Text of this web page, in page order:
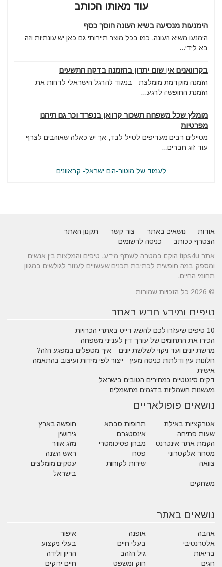
עוד מאותו הכותב
הימנעות מנסיעה בשיא העונה חוסך כסף
הימנעו משיא העונה. כמו בכל מוצר תיירותי גם כאן יש עונתיות וזה
בא לידי...
בקרוואנים אין שום יתרון בהזמנה בדקה התשעים
הזמנה מוקדמת מומלצת - בניגוד להרגל הישראלי לדחות את
הזמנת החופשה לרגע...
מומלץ שכל משפחה תשכור קרוואן בנפרד וכך גם תיהנו
מפרטיות
מטיילים רבים מעדיפים לטייל לבד, אך יש כאלה שאוהבים לצרף
עוד זוג חברים...
לעמוד של מוטור-הום ישראל- קראוונים
אודות נושאים באתר צור קשר
תקנון האתר
הצטרף ככותב
כניסה לרשומים
אתר tips4u הוקם במטרה לשתף מידע, טיפים והמלצות בין אנשים
ומספק במה חופשית לכתיבת תכנים שעשויים לעזור לגולשים במגוון
תחומי החיים.
© 2026 כל הזכויות שמורות
טיפים ומידע חדש באתר
10 טיפים שיעזרו לכם להשיג דייט באתרי הכרויות
הכירו את התחומים של עורך דין לענייני משפחה
מרשת יונים ועד ניקוי לשלשת יונים – איך מטפלים במפגע הזה?
חלונות עץ ודלתות כניסה מעץ - ייצור לפי מידות ועיצוב בהתאמה
אישית
דקים סינטטיים במחירים הטובים בישראל
מעשנות חשמליות בדגמים מחשמלים
נושאים פופולאריים
אטרקציות באילת תרופות סבתא
חופשה בארץ
שעות פתיחה
אינסטגרם
גירושין
הקמת אתר אינטרנט
מבחן פסיכומטרי
מזג אוויר
מסחר אלקטרוני
פסח
ראש השנה
צוואה
שירות לקוחות
עסקים מומלצים
בישראל
משחקים
נושאים באתר
אהבה אופנה
איפור
אלטרנטיבי
בעלי חיים
בעלי מקצוע
בריאות
גיל הזהב
הריון ולידה
חגים
חוק ומשפט חיים ירוקים